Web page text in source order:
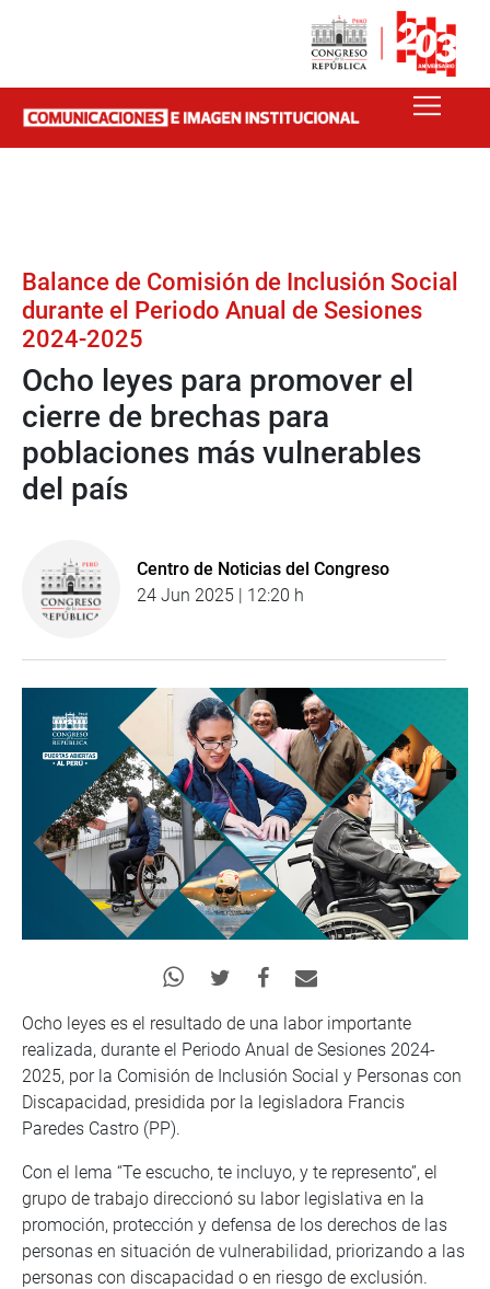
Balance de Comisión de Inclusión Social
durante el Periodo Anual de Sesiones
2024-2025
Ocho leyes para promover el
cierre de brechas para
poblaciones más vulnerables
del país
Centro de Noticias del Congreso
24 Jun 2025 | 12:20 h
Ocho leyes es el resultado de una labor importante
realizada, durante el Periodo Anual de Sesiones 2024-
2025, por la Comisión de Inclusión Social y Personas con
Discapacidad, presidida por la legisladora Francis
Paredes Castro (PP).
Con el lema “Te escucho, te incluyo, y te represento”, el
grupo de trabajo direccionó su labor legislativa en la
promoción, protección y defensa de los derechos de las
personas en situación de vulnerabilidad, priorizando a las
personas con discapacidad o en riesgo de exclusión.